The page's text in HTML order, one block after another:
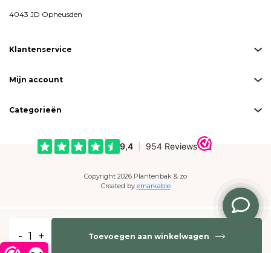
- + Toevoegen aan winkelwagen
4043 JD Opheusden
Klantenservice
Mijn account
Categorieën
Copyright 2026 Plantenbak & zo
Created by emarkable